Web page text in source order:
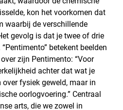
kon het voorkomen dat
waarbij de verschillende
gevolg is dat je twee of drie
betekent beelden
zijn Pentimento: “Voor
achter dat wat je
fysiek geweld, maar in
oorlogvoering.” Centraal
arts, die we zowel in